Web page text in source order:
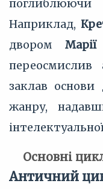
поглиблюючи
Наприклад,
двором
переосмислив
заклав
жанру,
Основні
Античний